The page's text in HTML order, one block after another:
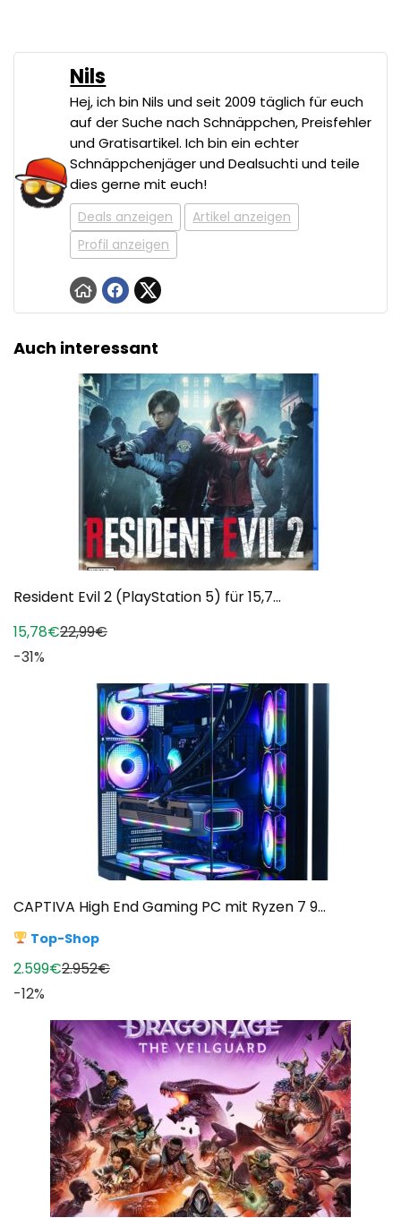
Nils
Hej, ich bin Nils und seit 2009 täglich für euch
auf der Suche nach Schnäppchen, Preisfehler
und Gratisartikel. Ich bin ein echter
Schnäppchenjäger und Dealsuchti und teile
dies gerne mit euch!
Deals anzeigen
Artikel anzeigen
Profil anzeigen
Auch interessant
Resident Evil 2 (PlayStation 5) für 15,7...
15,78€22,99€
-31%
CAPTIVA High End Gaming PC mit Ryzen 7 9...
Top-Shop
2.599€2.952€
-12%